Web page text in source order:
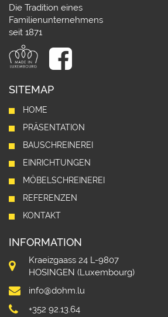
Die Tradition eines
Familienunternehmens
seit 1871
SITEMAP
HOME
PRÄSENTATION
BAUSCHREINEREI
EINRICHTUNGEN
MÖBELSCHREINEREI
REFERENZEN
KONTAKT
INFORMATION
Kraeizgaass 24 L-9807
HOSINGEN (Luxembourg)
info@dohm.lu
+352 92.13.64